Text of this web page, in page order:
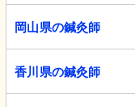
岡山県の鍼灸師
香川県の鍼灸師